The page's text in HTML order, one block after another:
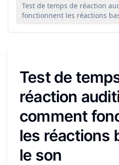
Test de temps de réaction
fonctionnent les réactions
Test de
réaction
comment
les réactions
le son